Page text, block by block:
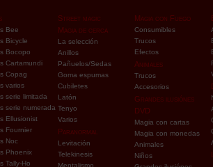
Bee
Bicycle
Bocopo
Cartamundi
Copag
varios
serie limitada
serie numerada
Ellusionist
Fournier
Noc
Phoenix
Tally-Ho
Street magic
Magia de cerca
La selección
Anillos
Pañuelos/Sedas
Goma espumas
Cubiletes
Latón
Tenyo
Varios
Paranormal
Levitación
Telekinesis
Mentalismo
Magia con Fuego
Consumibles
Trucos
Efectos
Animales
Trucos
Accesorios
Grandes ilusiónes
DVD
Magia con cartas
Magia con monedas
Animales
Niños